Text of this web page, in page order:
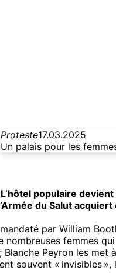
Proteste17.03.2025
Un palais pour les
populaire
du Salut
par William
femmes
Peyron les met à
souvent « invisibles